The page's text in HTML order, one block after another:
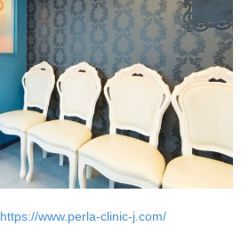
https://www.perla-clinic-j.com/